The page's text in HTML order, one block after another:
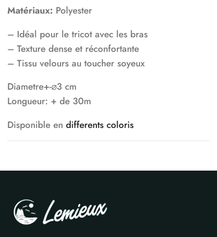
Matériaux: Polyester
– Idéal pour le tricot avec les bras
– Texture dense et réconfortante
– Tissu velours au toucher soyeux
Diametre+-⌀3 cm
Longueur: + de 30m
Disponible en differents coloris